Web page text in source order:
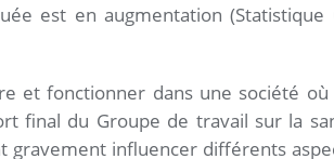
est en augmentation
et fonctionner dans une société où
final du Groupe de travail sur la
gravement influencer différents